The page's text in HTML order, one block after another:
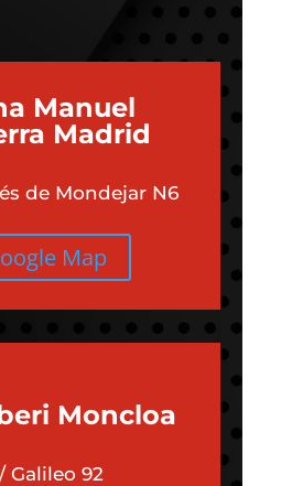
Manuel
Madrid
de Mondejar N6
Map
Moncloa
Galileo 92